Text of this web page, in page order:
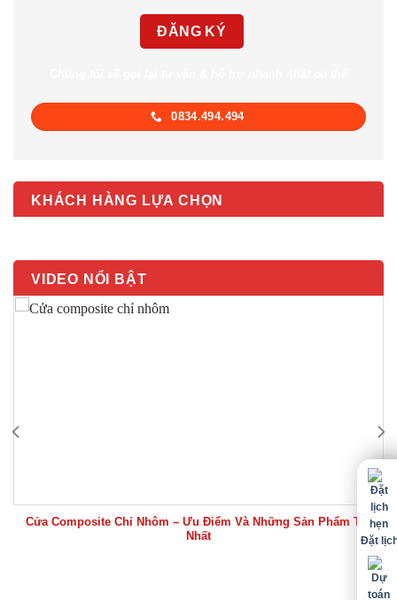
0834.494.494
KHÁCH HÀNG LỰA CHỌN
VIDEO NỔI BẬT
Cửa Composite Chỉ Nhôm – Ưu Điểm Và Những Sản Phẩm Tốt
Nhất
Đặt